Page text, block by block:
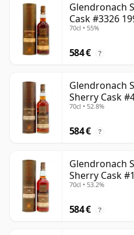
Glendronach
Cask #3326
70cl • 55%
584 € ?
Glendronach
Sherry Cask
70cl • 52.8%
584 € ?
Glendronach
Sherry Cask
70cl • 53.2%
584 € ?